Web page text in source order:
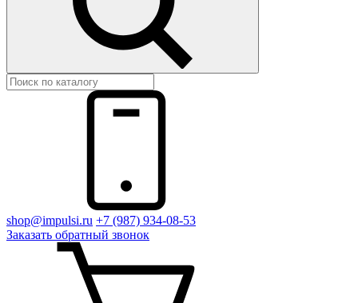
shop@impulsi.ru +7 (987) 934-08-53
Заказать обратный звонок